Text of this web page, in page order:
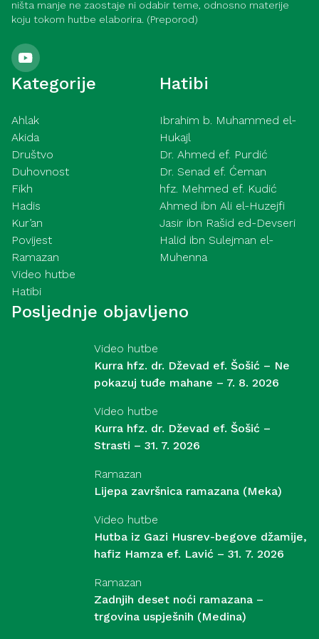
ništa manje ne zaostaje ni odabir teme, odnosno materije
koju tokom hutbe elaborira. (Preporod)
Kategorije
Ahlak
Akida
Društvo
Duhovnost
Fikh
Hadis
Kur’an
Povijest
Ramazan
Video hutbe
Hatibi
Hatibi
Ibrahim b. Muhammed el-
Hukajl
Dr. Ahmed ef. Purdić
Dr. Senad ef. Ćeman
hfz. Mehmed ef. Kudić
Ahmed ibn Ali el-Huzejfi
Jasir ibn Rašid ed-Devseri
Halid ibn Sulejman el-
Muhenna
Posljednje objavljeno
Video hutbe
Kurra hfz. dr. Dževad ef. Šošić – Ne
pokazuj tuđe mahane – 7. 8. 2026
Video hutbe
Kurra hfz. dr. Dževad ef. Šošić –
Strasti – 31. 7. 2026
Ramazan
Lijepa završnica ramazana (Meka)
Video hutbe
Hutba iz Gazi Husrev-begove džamije,
hafiz Hamza ef. Lavić – 31. 7. 2026
Ramazan
Zadnjih deset noći ramazana –
trgovina uspješnih (Medina)